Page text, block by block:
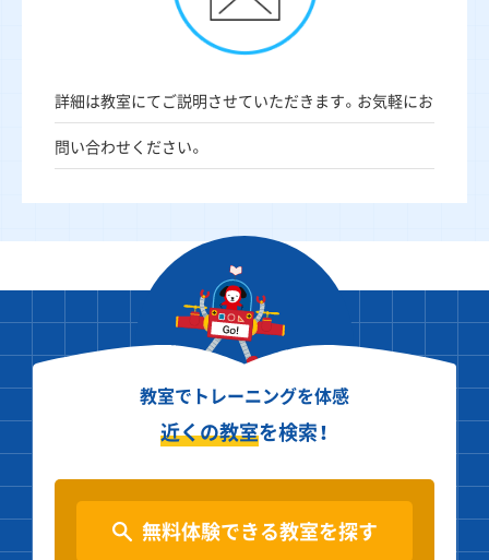
詳細は教室にてご説明させていただきます。お気軽にお
問い合わせください。
教室でトレーニングを体感
近くの教室を検索！
無料体験できる教室を探す